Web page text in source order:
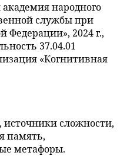
народного
службы при
Федерации», 2024 г.,
37.04.01
«Когнитивная
сложности,
память,
метафоры.